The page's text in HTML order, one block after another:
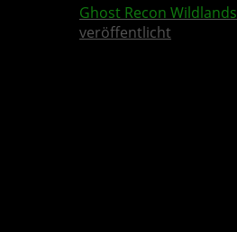
Ghost Recon Wildlands
veröffentlicht